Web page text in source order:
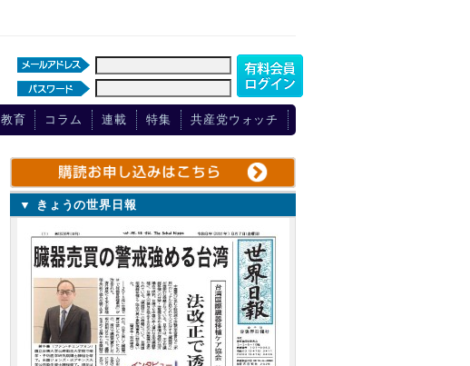
教育 コラム 連載 特集 共産党ウォッチ
▼ きょうの世界日報